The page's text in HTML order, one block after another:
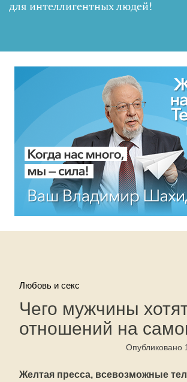
для интеллигентных людей!
Любовь и секс
Чего мужчины
отношений на
Опубликовано
Желтая пресса, всевозможные